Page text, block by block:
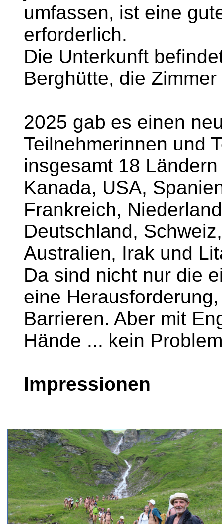
umfassen, ist eine
erforderlich.
Die Unterkunft
Berghütte, die
2025 gab es einen
Teilnehmerinnen und
insgesamt 18
Kanada, USA,
Frankreich,
Deutschland,
Australien, Irak und
Da sind nicht nur die
eine
Barrieren. Aber mit
Hände ... kein
Impressionen